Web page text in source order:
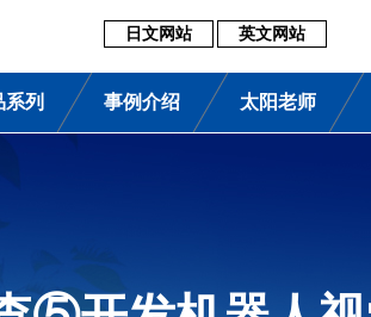
日文网站 英文网站
系列 事例介绍 太阳老师